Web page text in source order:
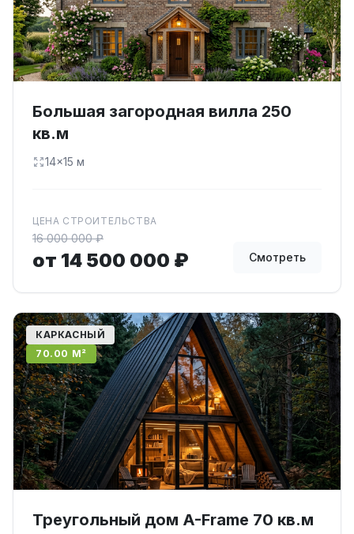
Большая загородная вилла 250
кв.м
14×15 м
ЦЕНА СТРОИТЕЛЬСТВА
16 000 000 ₽
от 14 500 000 ₽ Смотреть
КАРКАСНЫЙ
70.00 М²
Треугольный дом A-Frame 70 кв.м